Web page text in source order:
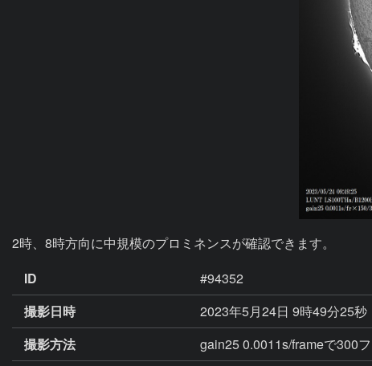
2時、8時方向に中規模のプロミネンスが確認できます。
ID
#94352
撮影日時
2023年5月24日 9時49分25秒
撮影方法
gain25 0.0011s/frameで300